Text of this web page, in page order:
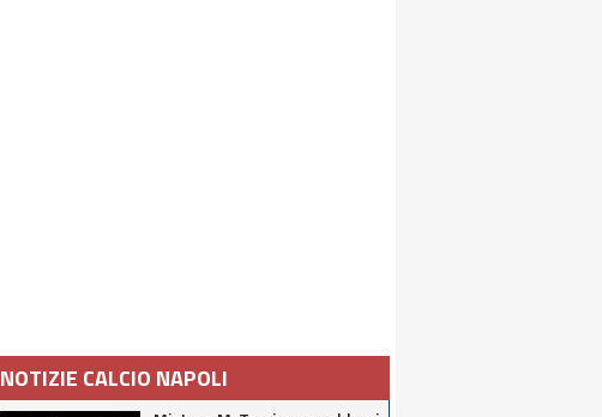
NOTIZIE CALCIO NAPOLI